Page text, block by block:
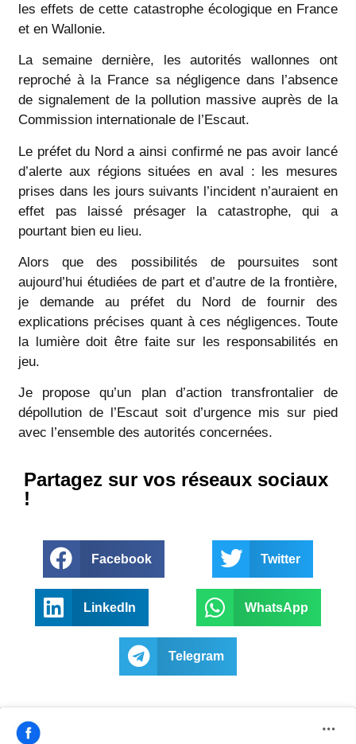
les effets de cette catastrophe écologique en France
et en Wallonie.
La semaine dernière, les autorités wallonnes ont
reproché à la France sa négligence dans l’absence
de signalement de la pollution massive auprès de la
Commission internationale de l’Escaut.
Le préfet du Nord a ainsi confirmé ne pas avoir lancé
d’alerte aux régions situées en aval : les mesures
prises dans les jours suivants l’incident n’auraient en
effet pas laissé présager la catastrophe, qui a
pourtant bien eu lieu.
Alors que des possibilités de poursuites sont
aujourd’hui étudiées de part et d’autre de la frontière,
je demande au préfet du Nord de fournir des
explications précises quant à ces négligences. Toute
la lumière doit être faite sur les responsabilités en
jeu.
Je propose qu’un plan d’action transfrontalier de
dépollution de l’Escaut soit d’urgence mis sur pied
avec l’ensemble des autorités concernées.
Partagez sur vos réseaux sociaux
!
Facebook Twitter
LinkedIn WhatsApp
Telegram